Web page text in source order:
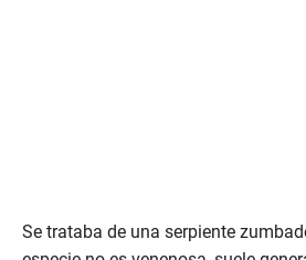
Se trataba de una serpiente